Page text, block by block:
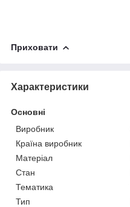
Приховати
Характеристики
Основні
Виробник
Країна виробник
Матеріал
Стан
Тематика
Тип